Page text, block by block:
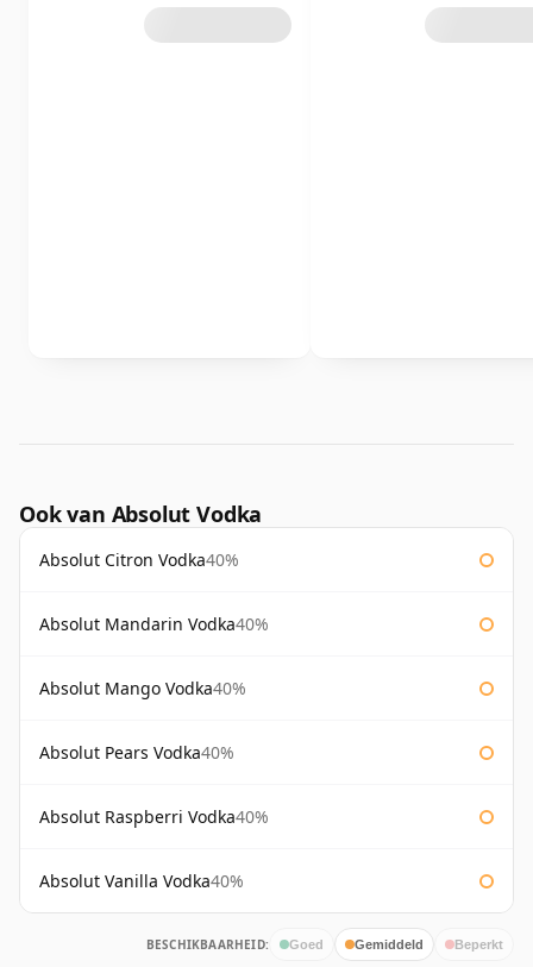
Ook van Absolut Vodka
Absolut Citron Vodka40%
Absolut Mandarin Vodka40%
Absolut Mango Vodka40%
Absolut Pears Vodka40%
Absolut Raspberri Vodka40%
Absolut Vanilla Vodka40%
BESCHIKBAARHEID: Goed Gemiddeld Beperkt